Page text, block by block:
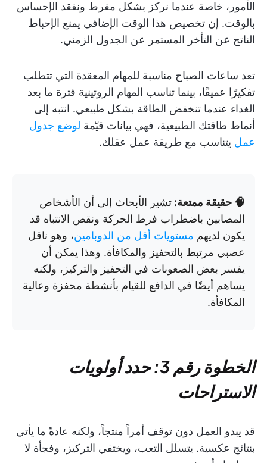
الأمور، خاصة عندما نركز بشكل مفرط ونفقد الإحساس
بالوقت. إن تخصيص هذا الوقت الإضافي يمنع الإحباط
الناتج عن التأخر المستمر عن الجدول الزمني.
تعد ساعات الصباح مناسبة للمهام المعقدة التي تتطلب
تفكيرًا عميقًا، بينما تناسب المهام الروتينية فترة ما بعد
الغداء عندما تنخفض الطاقة بشكل طبيعي. انتبه إلى
أنماط طاقتك الطبيعية، فهي بيانات قيّمة لوضع جدول
عمل يتناسب مع طريقة عمل عقلك.
🧠 حقيقة ممتعة: تشير الأبحاث إلى أن الأشخاص
المصابين باضطراب فرط الحركة ونقص الانتباه قد
يكون لديهم مستويات أقل من الدوبامين، وهو ناقل
عصبي مرتبط بالتحفيز والمكافأة. وهذا يمكن أن
يفسر بعض الصعوبات في التحفيز والتركيز، ولكنه
يساهم أيضًا في الدافع للقيام بأنشطة محفزة وعالية
المكافأة.
الخطوة رقم 3: حدد أولويات
الاستراحات
قد يبدو العمل دون توقف أمراً منتجاً، ولكنه عادةً ما يأتي
بنتائج عكسية. يتسلل التعب، ويختفي التركيز، وفجأة لا